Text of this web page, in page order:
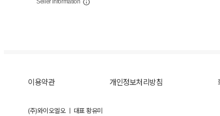
Seller Information
이용약관 개인정보처리방침
(주)와이오엘오 ㅣ 대표 황유미